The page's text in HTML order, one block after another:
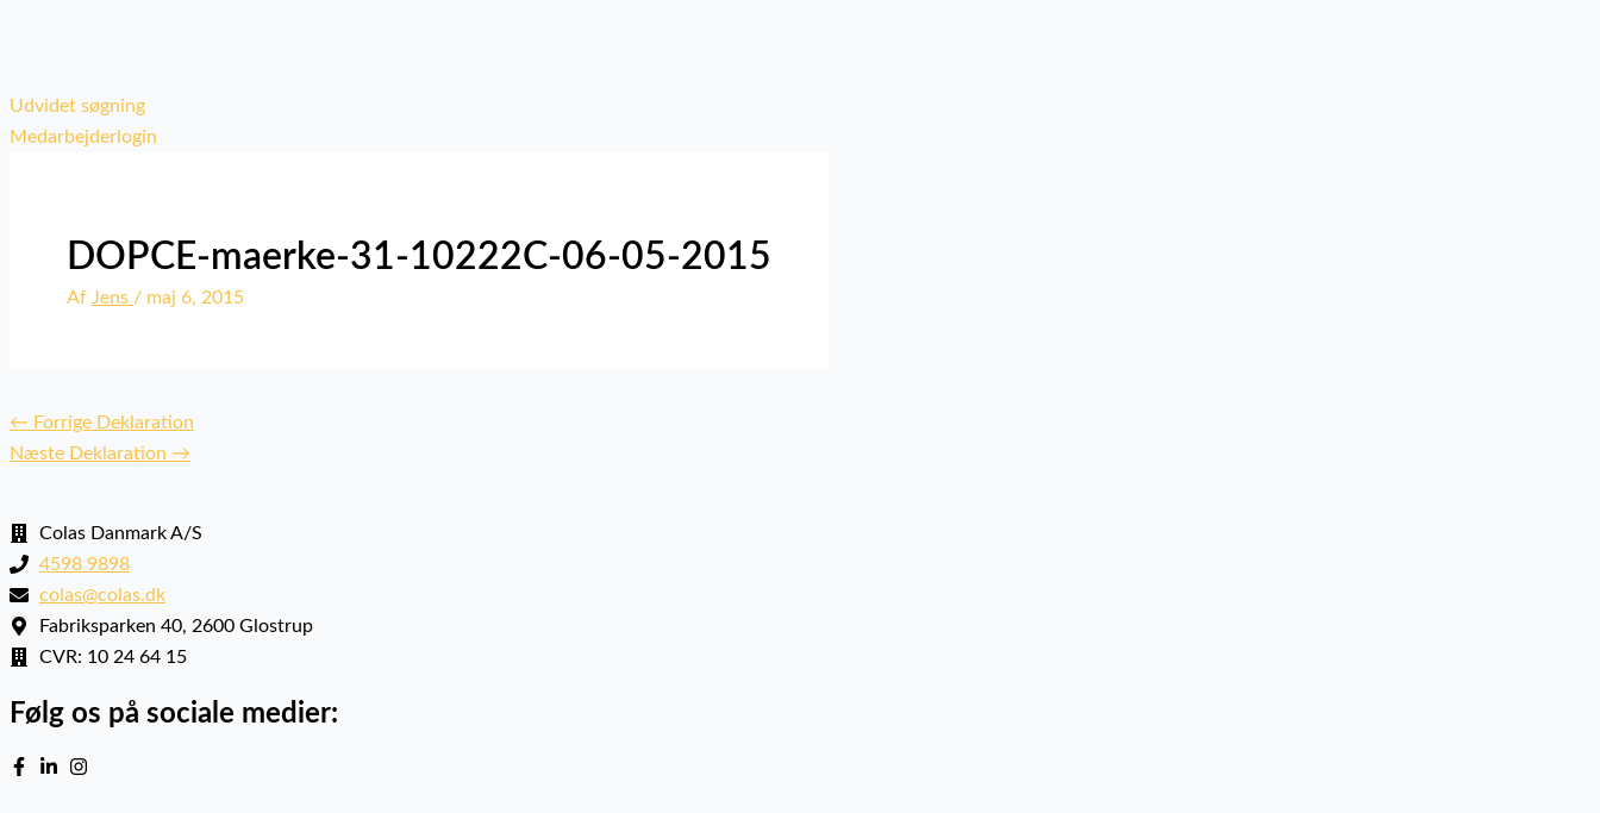
Udvidet søgning
Medarbejderlogin
DOPCE-maerke-31-10222C-06-05-2015
Af Jens / maj 6, 2015
← Forrige Deklaration
Næste Deklaration →
Colas Danmark A/S
4598 9898
colas@colas.dk
Fabriksparken 40, 2600 Glostrup
CVR: 10 24 64 15
Følg os på sociale medier: